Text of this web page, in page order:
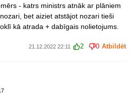
- katrs ministrs atnāk ar plāniem
bet aiziet atstājot nozari tieši
kā atrada + dabīgais nolietojums.
21.12.2022 22:11 2 0 Atbildēt